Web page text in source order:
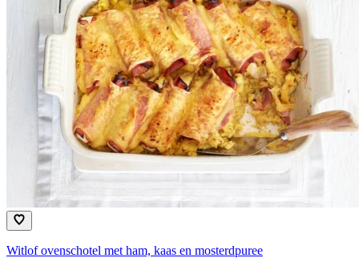
Witlof ovenschotel met ham, kaas en mosterdpuree